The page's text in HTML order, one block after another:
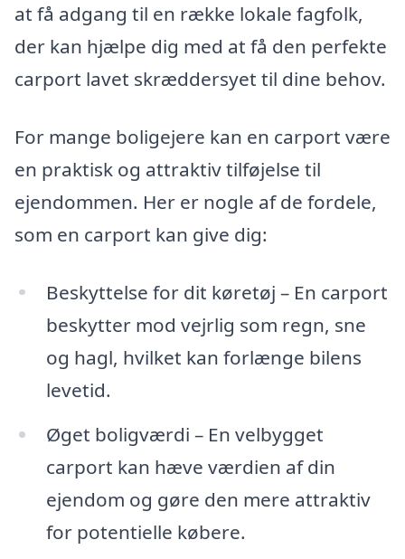
at få adgang til en række lokale fagfolk,
der kan hjælpe dig med at få den perfekte
carport lavet skræddersyet til dine behov.
For mange boligejere kan en carport være
en praktisk og attraktiv tilføjelse til
ejendommen. Her er nogle af de fordele,
som en carport kan give dig:
Beskyttelse for dit køretøj – En carport
beskytter mod vejrlig som regn, sne
og hagl, hvilket kan forlænge bilens
levetid.
Øget boligværdi – En velbygget
carport kan hæve værdien af din
ejendom og gøre den mere attraktiv
for potentielle købere.